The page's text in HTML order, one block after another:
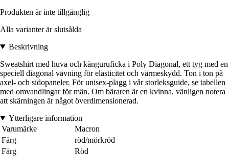
Produkten är inte tillgänglig
Alla varianter är slutsålda
Beskrivning
Sweatshirt med huva och känguruficka i Poly Diagonal, ett tyg med en
speciell diagonal vävning för elasticitet och värmeskydd. Ton i ton på
axel- och sidopaneler. För unisex-plagg i vår storleksguide, se tabellen
med omvandlingar för män. Om bäraren är en kvinna, vänligen notera
att skärningen är något överdimensionerad.
Ytterligare information
Varumärke
Macron
Färg
röd/mörkröd
Färg
Röd